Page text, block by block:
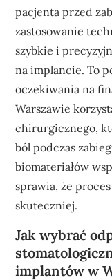
pacjenta przed
zastosowanie
szybkie i
na implancie. To
oczekiwania na
Warszawie
chirurgicznego,
ból podczas
biomateriałów
sprawia, że
skuteczniej.
Jak wybrać
implantów w